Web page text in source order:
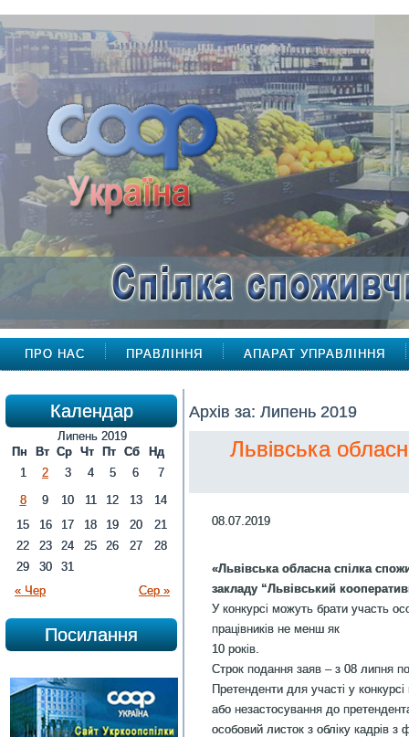
ПРО НАС ПРАВЛІННЯ АПАРАТ УПРАВЛІННЯ
Календар
Липень 2019
Пн
Вт Ср Чт Пт Сб Нд
« Чер Сер »
1 2 3 4 5 6
7
8
9 10 11 12 13
14
15
16 17 18 19 20
21
22
23 24 25 26 27
28
29
30 31
Посилання
Архів за: Липень 2019
Львівська
08.07.2019
«Львівська обласна спілка
закладу “Львівський
У конкурсі можуть брати участь
працівників не менш як
10 років.
Строк подання заяв – з 08 липня
Претенденти для участі у
або незастосування до
особовий листок з обліку кадрів